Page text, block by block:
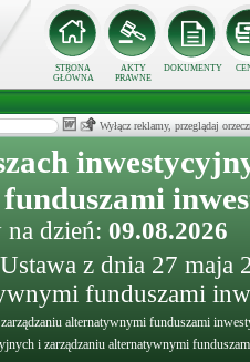
STRONA
GŁÓWNA
AKTY
PRAWNE
DOKUMENTY
Wyłącz reklamy, przeglądaj
dzień: 09.08.2026
z dnia 27 maja
funduszami
alternatywnymi funduszami
i zarządzaniu alternatywnymi